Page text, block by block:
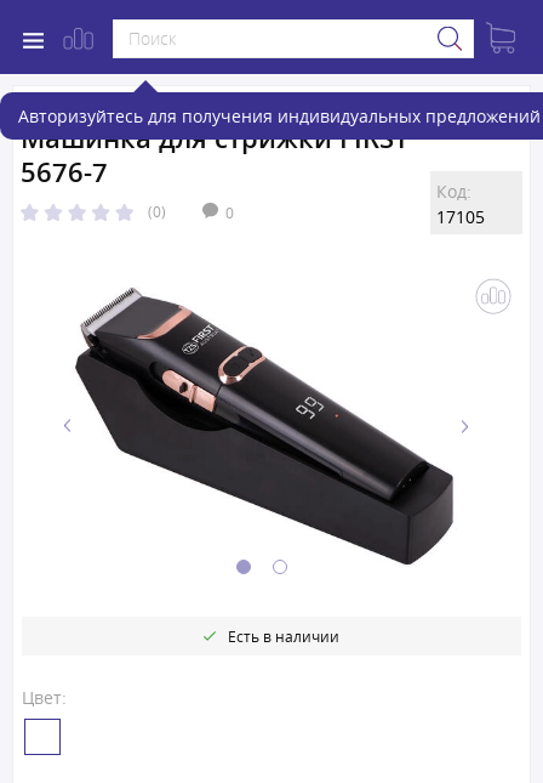
Авторизуйтесь для получения индивидуальных предложений
Машинка для стрижки FIRST
5676-7
(0) 0
Код:
17105
Цвет:
Есть в наличии